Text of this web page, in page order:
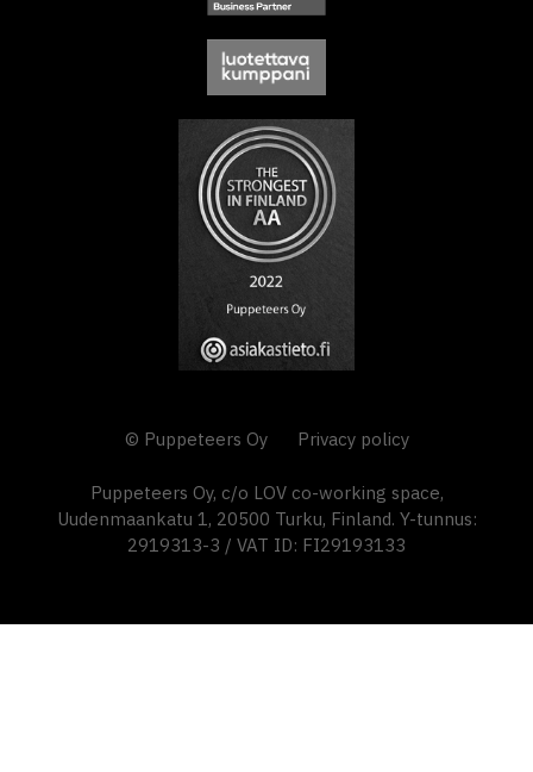
© Puppeteers Oy Privacy policy
Puppeteers Oy, c/o LOV co-working space,
Uudenmaankatu 1, 20500 Turku, Finland. Y-tunnus:
2919313-3 / VAT ID: FI29193133